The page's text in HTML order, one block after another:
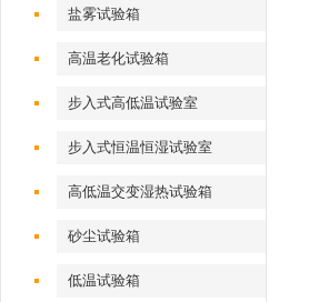
盐雾试验箱
高温老化试验箱
步入式高低温试验室
步入式恒温恒湿试验室
高低温交变湿热试验箱
砂尘试验箱
低温试验箱